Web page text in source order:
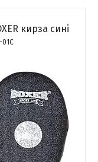
кирза сині
01С